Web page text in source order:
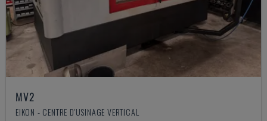
MV2
EIKON - CENTRE D'USINAGE VERTICAL